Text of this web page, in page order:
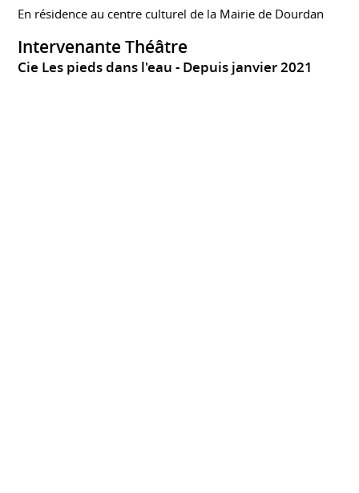
En résidence au centre culturel de la Mairie de Dourdan
Intervenante Théâtre
Cie Les pieds dans l'eau Depuis janvier 2021